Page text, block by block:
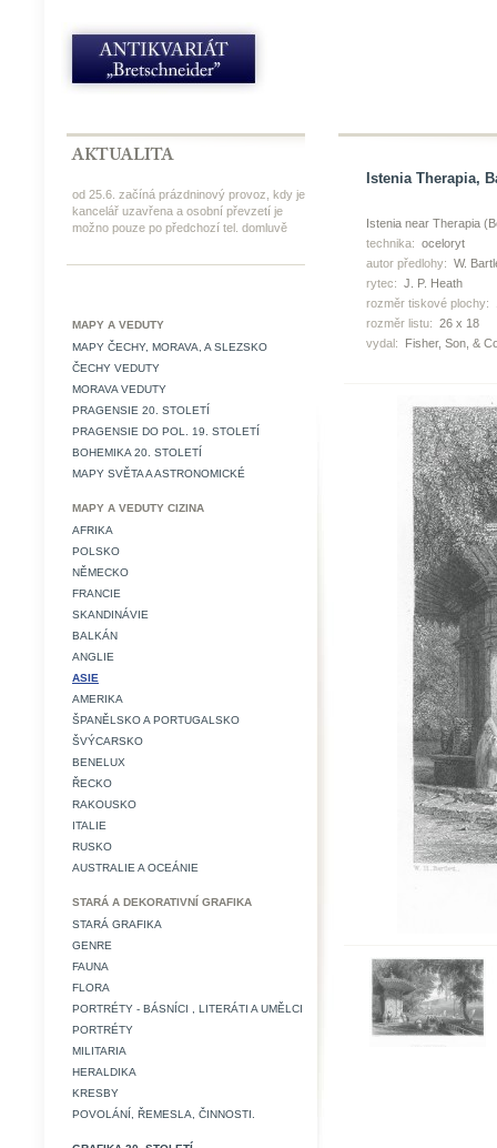
od 25.6. začíná prázdninový provoz, kdy je
kancelář uzavřena a osobní převzetí je
možno pouze po předchozí tel. domluvě
MAPY A VEDUTY
MAPY ČECHY, MORAVA, A SLEZSKO
ČECHY VEDUTY
MORAVA VEDUTY
PRAGENSIE 20. STOLETÍ
PRAGENSIE DO POL. 19. STOLETÍ
BOHEMIKA 20. STOLETÍ
MAPY SVĚTA A ASTRONOMICKÉ
MAPY A VEDUTY CIZINA
AFRIKA
POLSKO
NĚMECKO
FRANCIE
SKANDINÁVIE
BALKÁN
ANGLIE
ASIE
AMERIKA
ŠPANĚLSKO A PORTUGALSKO
ŠVÝCARSKO
BENELUX
ŘECKO
RAKOUSKO
ITALIE
RUSKO
AUSTRALIE A OCEÁNIE
STARÁ A DEKORATIVNÍ GRAFIKA
STARÁ GRAFIKA
GENRE
FAUNA
FLORA
PORTRÉTY - BÁSNÍCI , LITERÁTI A UMĚLCI
PORTRÉTY
MILITARIA
HERALDIKA
KRESBY
POVOLÁNÍ, ŘEMESLA, ČINNOSTI.
Istenia Therapia,
Istenia near Therapia
technika: oceloryt
autor předlohy: W.
rytec: J. P. Heath
rozměr tiskové plochy:
rozměr listu: 26 x 18
vydal:
Fisher, Son, &